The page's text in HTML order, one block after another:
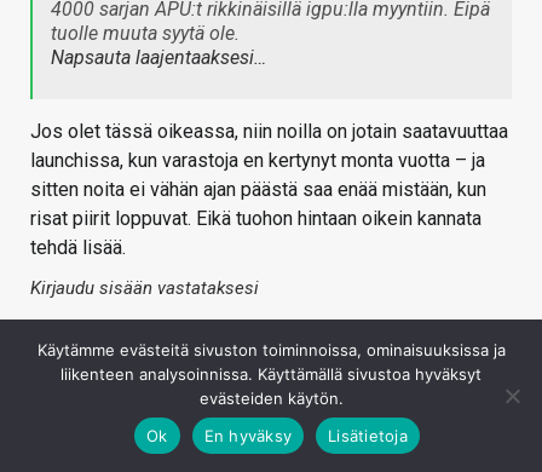
4000 sarjan APU:t rikkinäisillä igpu:lla myyntiin. Eipä
tuolle muuta syytä ole.
Napsauta laajentaaksesi…
Jos olet tässä oikeassa, niin noilla on jotain saatavuuttaa
launchissa, kun varastoja en kertynyt monta vuotta – ja
sitten noita ei vähän ajan päästä saa enää mistään, kun
risat piirit loppuvat. Eikä tuohon hintaan oikein kannata
tehdä lisää.
Kirjaudu sisään vastataksesi
Käytämme evästeitä sivuston toiminnoissa, ominaisuuksissa ja
liikenteen analysoinnissa. Käyttämällä sivustoa hyväksyt
evästeiden käytön.
Ok
En hyväksy Lisätietoja